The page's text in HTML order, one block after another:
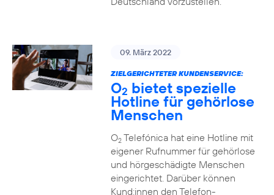
09. März 2022
ZIELGERICHTETER KUNDENSERVICE:
O2 bietet spezielle
Hotline für gehörlose
Menschen
O2Telefónica hat eine Hotline mit
eigener Rufnummer für gehörlose
und hörgeschädigte Menschen
eingerichtet. Darüber können
Kund:innen den Telefon-